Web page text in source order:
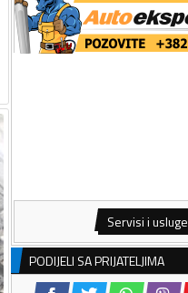
Servisi i usluge
PODIJELI SA PRIJATELJIMA